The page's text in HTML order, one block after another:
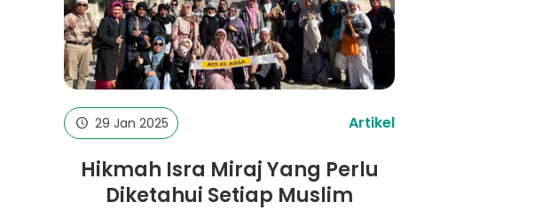
29 Jan 2025 Artikel
Hikmah Isra Miraj Yang Perlu
Diketahui Setiap Muslim